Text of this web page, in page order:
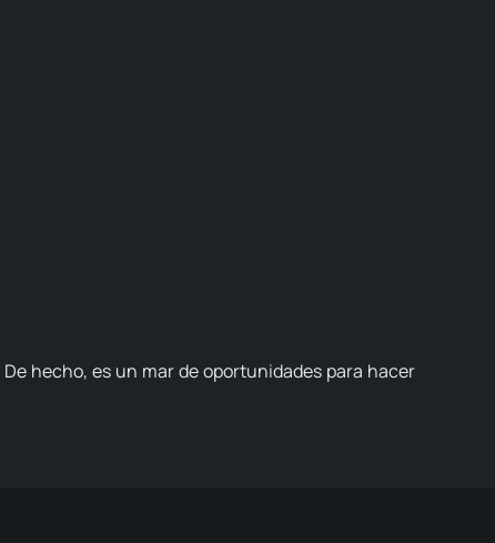
De hecho, es un mar de oportunidades para hacer